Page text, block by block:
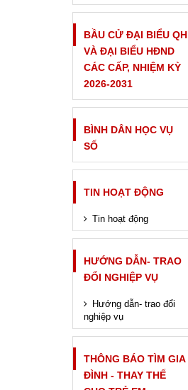
BẦU CỬ ĐẠI BIỂU QH
VÀ ĐẠI BIỂU HĐND
CÁC CẤP, NHIỆM KỲ
2026-2031
BÌNH DÂN HỌC VỤ
SỐ
TIN HOẠT ĐỘNG
Tin hoạt động
HƯỚNG DẪN- TRAO
ĐỔI NGHIỆP VỤ
Hướng dẫn- trao đổi
nghiệp vụ
THÔNG BÁO TÌM GIA
ĐÌNH - THAY THẾ